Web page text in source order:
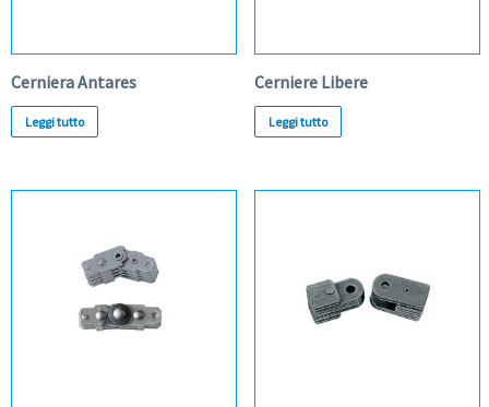
Cerniera Antares
Leggi tutto
Cerniere Libere
Leggi tutto